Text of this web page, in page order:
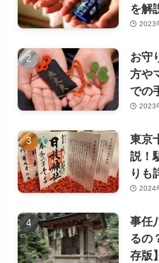
を解
2023
お守
方や
での
2023
東京
説！
りも
2024
事任
るの
存版】